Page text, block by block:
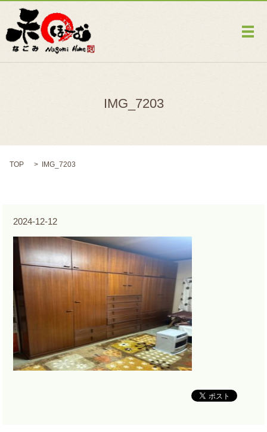
メ
IMG_7203
TOP IMG_7203
2024-12-12